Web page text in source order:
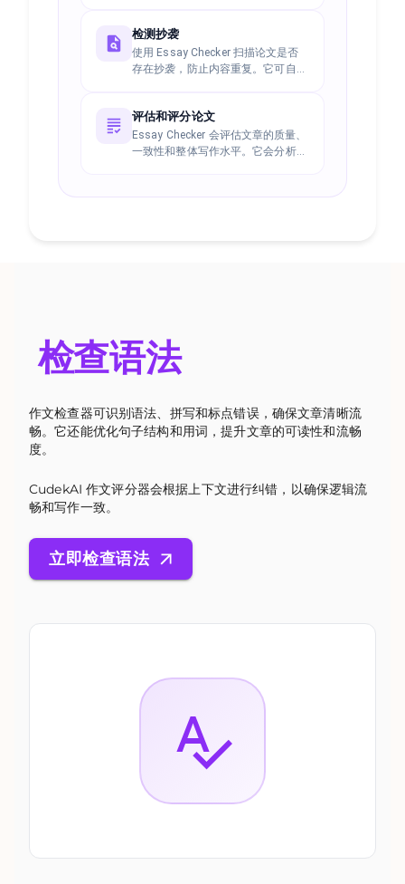
检测抄袭
使用 Essay Checker 扫描论文是否
存在抄袭，防止内容重复。它可自动
评估和评分论文
Essay Checker 会评估文章的质量、
一致性和整体写作水平。它会分析文
检查语法
作文检查器可识别语法、拼写和标点错误，确保文章清晰流
畅。它还能优化句子结构和用词，提升文章的可读性和流畅
度。
CudekAI 作文评分器会根据上下文进行纠错，以确保逻辑流
畅和写作一致。
立即检查语法